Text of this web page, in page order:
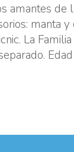
amantes
manta y
La